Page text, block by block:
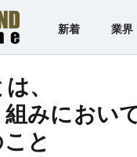
新着 業界
、
みにおい
と